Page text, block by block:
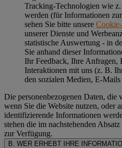
Tracking-Technologien wie
werden (für Informationen
sehen Sie bitte unsere
unserer Dienste und
statistische Auswertung - in
Sie anhand dieser
Ihr Feedback, Ihre Anfragen,
Interaktionen mit uns (z. B.
den sozialen Medien, E-
Die personenbezogenen Daten, die
wenn Sie die Website nutzen, oder
identifizierende Informationen
stehen die im nachstehenden Absatz
zur Verfügung.
B. WER ERHEBT IHRE